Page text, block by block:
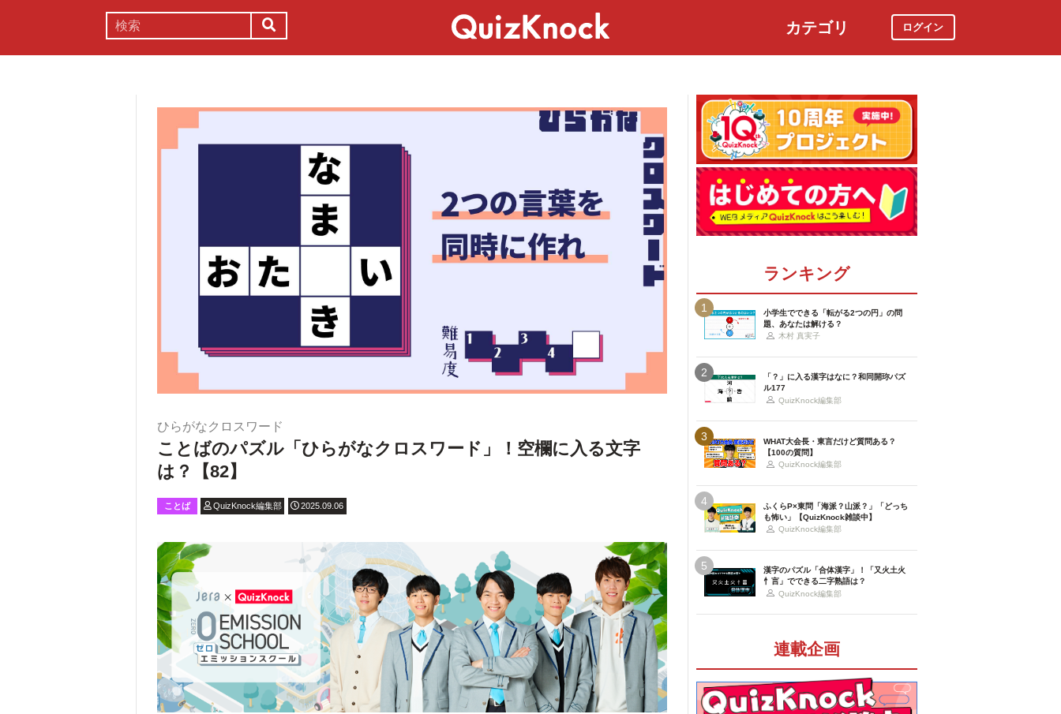
カテゴリ ログイン
ひらがなクロスワード
ことばのパズル「ひらがなクロスワード」！空欄に入る文字
は？【82】
ことば QuizKnock編集部 2025.09.06
ランキング
1
小学生でできる「転がる2つの円」の問
題、あなたは解ける？
木村 真実子
2
「？」に入る漢字はなに？和同開珎パズ
ル177
QuizKnock編集部
3
WHAT大会長・東言だけど質問ある？
【100の質問】
QuizKnock編集部
4
ふくらP×東問「海派？山派？」「どっち
も怖い」【QuizKnock雑談中】
QuizKnock編集部
5
漢字のパズル「合体漢字」！「又火土火
忄言」でできる二字熟語は？
QuizKnock編集部
連載企画